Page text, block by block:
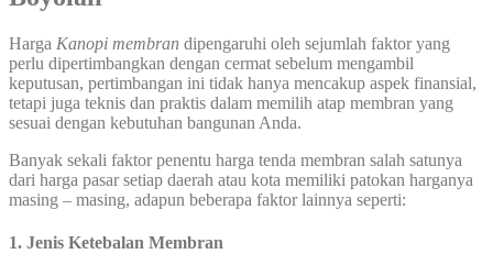
Harga Kanopi membran dipengaruhi oleh sejumlah faktor yang
perlu dipertimbangkan dengan cermat sebelum mengambil
keputusan, pertimbangan ini tidak hanya mencakup aspek finansial,
tetapi juga teknis dan praktis dalam memilih atap membran yang
sesuai dengan kebutuhan bangunan Anda.
Banyak sekali faktor penentu harga tenda membran salah satunya
dari harga pasar setiap daerah atau kota memiliki patokan harganya
masing – masing, adapun beberapa faktor lainnya seperti:
1. Jenis Ketebalan Membran